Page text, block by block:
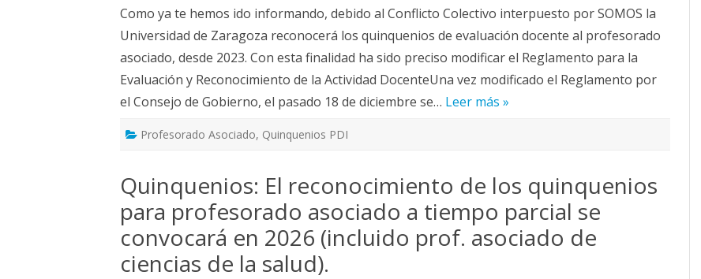
MUJERES DE LA INTERSINDICAL
de
los
quinquenios
para
profesorado
asociado
a
tiempo
parcial
se
asociado
de
de
la
Salud).
Como ya te hemos ido informando, debido al Conflicto Colectivo interpuesto por SOMOS la
Universidad de Zaragoza reconocerá los quinquenios de evaluación docente al profesorado
asociado, desde 2023. Con esta finalidad ha sido preciso modificar el Reglamento para la
Evaluación y Reconocimiento de la Actividad DocenteUna vez modificado el Reglamento por
el Consejo de Gobierno, el pasado 18 de diciembre se… Leer más »
Profesorado Asociado, Quinquenios PDI
Quinquenios: El reconocimiento de los quinquenios
para profesorado asociado a tiempo parcial se
convocará en 2026 (incluido prof. asociado de
ciencias de la salud).